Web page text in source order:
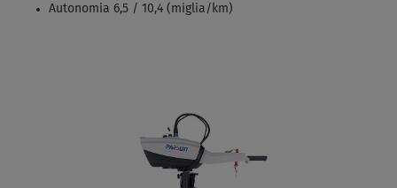
Autonomia 6,5 / 10,4 (miglia/km)